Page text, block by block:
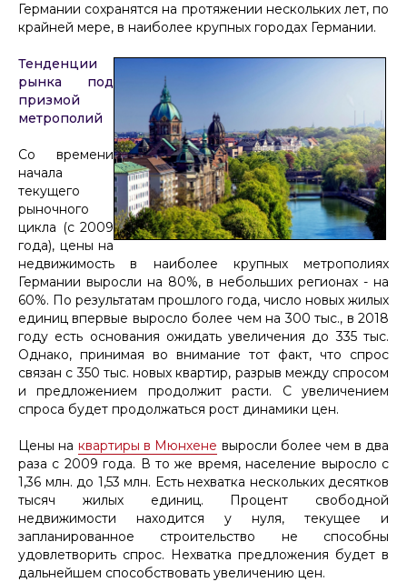
Германии сохранятся на протяжении нескольких лет, по
крайней мере, в наиболее крупных городах Германии.
Тенденции
рынка под
призмой
метрополий
Со времени
начала
текущего
рыночного
цикла (с 2009
года), цены на
недвижимость в наиболее крупных метрополиях
Германии выросли на 80%, в небольших регионах - на
60%. По результатам прошлого года, число новых жилых
единиц впервые выросло более чем на 300 тыс., в 2018
году есть основания ожидать увеличения до 335 тыс.
Однако, принимая во внимание тот факт, что спрос
связан с 350 тыс. новых квартир, разрыв между спросом
и предложением продолжит расти. С увеличением
спроса будет продолжаться рост динамики цен.
Цены на квартиры в Мюнхене выросли более чем в два
раза с 2009 года. В то же время, население выросло с
1,36 млн. до 1,53 млн. Есть нехватка нескольких десятков
тысяч жилых единиц. Процент свободной
недвижимости находится у нуля, текущее и
запланированное строительство не способны
удовлетворить спрос. Нехватка предложения будет в
дальнейшем способствовать увеличению цен.